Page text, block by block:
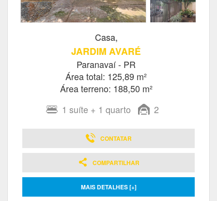
Casa,
JARDIM AVARÉ
Paranavaí - PR
Área total: 125,89 m²
Área terreno: 188,50 m²
1 suíte + 1 quarto 2
CONTATAR
COMPARTILHAR
MAIS DETALHES [+]